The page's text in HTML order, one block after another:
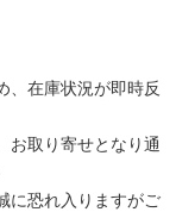
、在庫状況が即時反
お取り寄せとなり通
に恐れ入りますがご